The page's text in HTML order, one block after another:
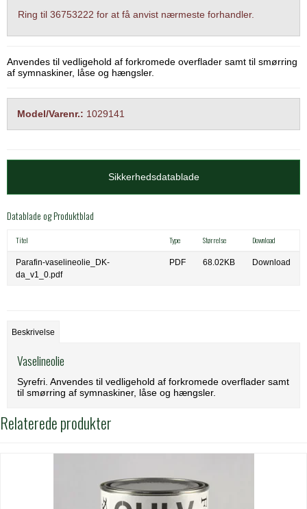
Ring til 36753222 for at få anvist nærmeste forhandler.
Anvendes til vedligehold af forkromede overflader samt til smørring
af symnaskiner, låse og hængsler.
Model/Varenr.: 1029141
Sikkerhedsdatablade
Datablade og Produktblad
Titel Type Størrelse Download
Parafin-vaselineolie_DK-
da_v1_0.pdf
PDF 68.02KB Download
Beskrivelse
Vaselineolie
Syrefri. Anvendes til vedligehold af forkromede overflader samt
til smørring af symnaskiner, låse og hængsler.
Relaterede produkter